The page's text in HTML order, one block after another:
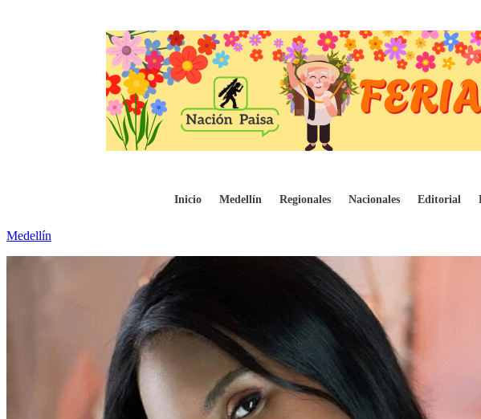
Inicio Medellín Regionales Nacionales Editorial
Ofrecen millonaria recompensa para dar con
Medellín